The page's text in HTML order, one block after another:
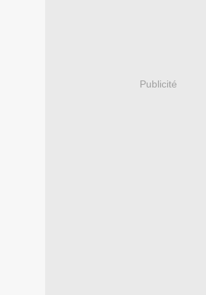
Publicité